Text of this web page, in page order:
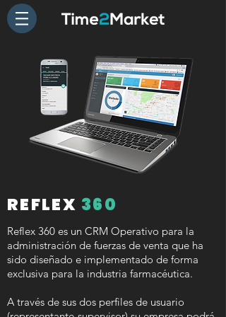
REFLEX 360
Reflex 360 es un CRM Operativo para la
administración de fuerzas de venta que ha
sido diseñado e implementado de forma
exclusiva para la industria farmacéutica.
A través de sus dos perfiles de usuario